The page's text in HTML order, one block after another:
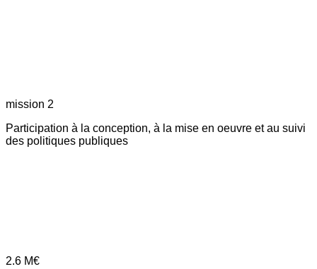
mission 2
Participation à la conception, à la mise en oeuvre et au suivi
des politiques publiques
2.6 M€